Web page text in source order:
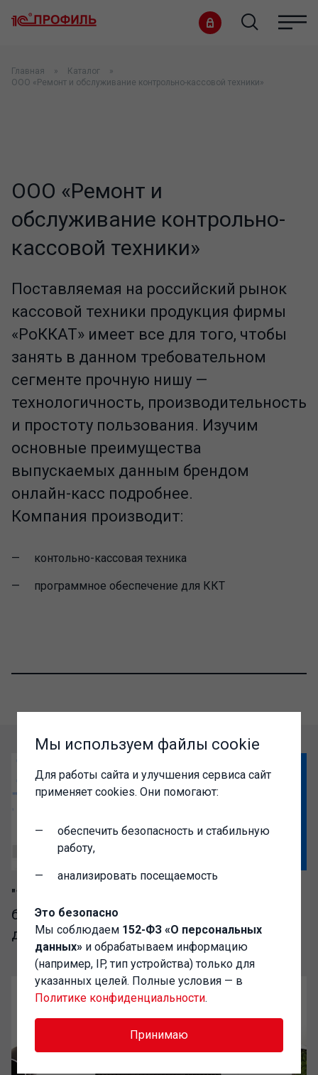
Главная
Каталог
ООО «Ремонт и обслуживание контрольно-кассовой техники»
ООО «Ремонт и
обслуживание контрольно-
кассовой техники»
Поставляемая на российский рынок
кассовой техники продукция фирмы
«РоККАТ» имеет все для того, чтобы
занять в данном требовательном
сегменте прочную нишу —
технологичность, производительность
и простоту пользования. Изучим
основные преимущества
выпускаемых данным брендом
онлайн-касс подробнее.
Компания производит:
контольно-кассовая техника
программное обеспечение для ККТ
"1C-Администратор" – выгодный доступ к
базе разработок сообщества Инфостарт
для IT-специалистов
Мы используем файлы cookie
Для работы сайта и улучшения сервиса сайт
применяет cookies. Они помогают:
обеспечить безопасность и стабильную
работу,
анализировать посещаемость
Это безопасно
Мы соблюдаем 152-ФЗ «О персональных
данных» и обрабатываем информацию
(например, IP, тип устройства) только для
указанных целей. Полные условия — в
Политике конфиденциальности.
Принимаю